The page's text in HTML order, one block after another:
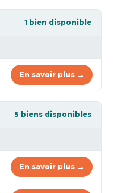
1 bien disponible
En savoir plus →
5 biens disponibles
En savoir plus →